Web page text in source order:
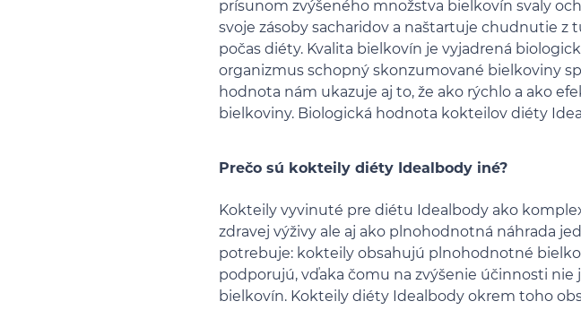
prísunom zvýšeného množstva bielkovín svaly
svoje zásoby sacharidov a naštartuje chudnutie z
počas diéty. Kvalita bielkovín je vyjadrená
organizmus schopný skonzumované bielkoviny
hodnota nám ukazuje aj to, že ako rýchlo a ako
bielkoviny. Biologická hodnota kokteilov diéty
Prečo sú kokteily diéty Idealbody iné?
Kokteily vyvinuté pre diétu Idealbody ako
zdravej výživy ale aj ako plnohodnotná náhrada
potrebuje: kokteily obsahujú plnohodnotné
podporujú, vďaka čomu na zvýšenie účinnosti
bielkovín. Kokteily diéty Idealbody okrem toho